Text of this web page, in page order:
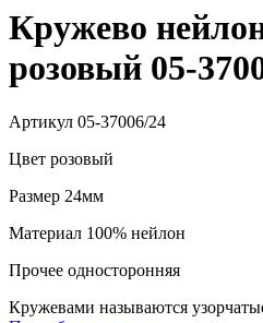
Кружево
розовый 05-
Артикул 05-37006/24
Цвет розовый
Размер 24мм
Материал 100% нейлон
Прочее односторонняя
Кружевами называются